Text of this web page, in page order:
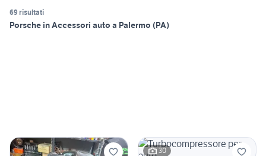
69 risultati
Porsche in Accessori auto a Palermo (PA)
30